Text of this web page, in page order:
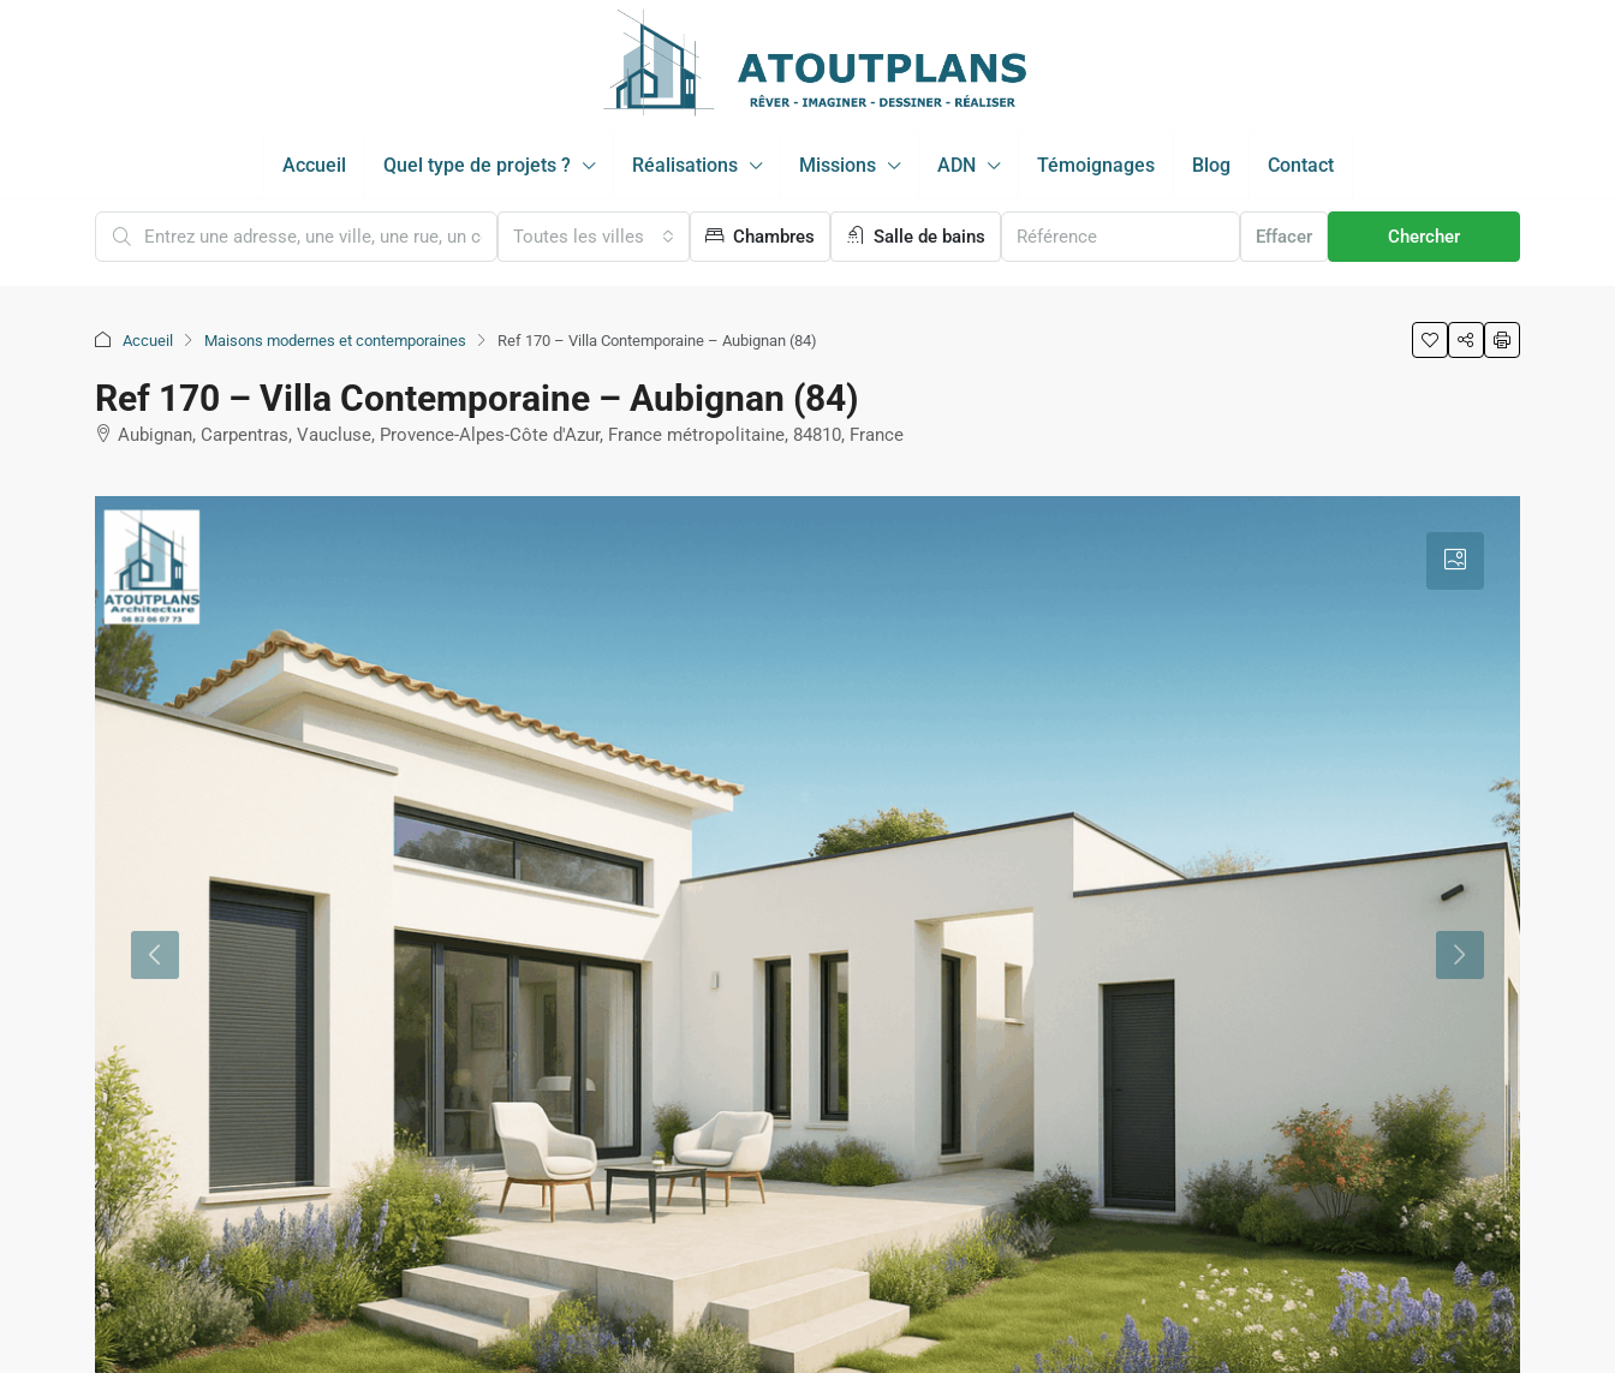
Accueil Quel type de projets ? Réalisations Missions ADN Témoignages Blog Contact
Toutes les villes Chambres Salle de bains Effacer Chercher
Accueil Maisons modernes et contemporaines Ref 170 – Villa Contemporaine – Aubignan (84)
Ref 170 – Villa Contemporaine – Aubignan (84)
Aubignan, Carpentras, Vaucluse, Provence-Alpes-Côte d'Azur, France métropolitaine, 84810, France